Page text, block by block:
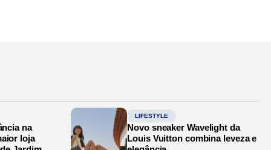
na
loja
LIFESTYLE
Novo sneaker Wavelight da
Louis Vuitton combina leveza e